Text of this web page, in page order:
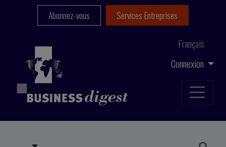
Connexion
Français
Abonnez-vous Services Entreprises